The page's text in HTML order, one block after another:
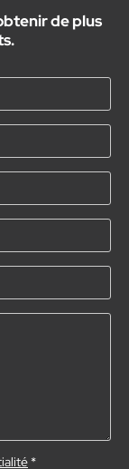
de plus
*